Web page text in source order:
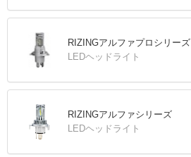
RIZINGアルファプロシリーズ
LEDヘッドライト
RIZINGアルファシリーズ
LEDヘッドライト